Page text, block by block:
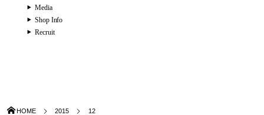
Media
Shop Info
Recruit
HOME 2015 12